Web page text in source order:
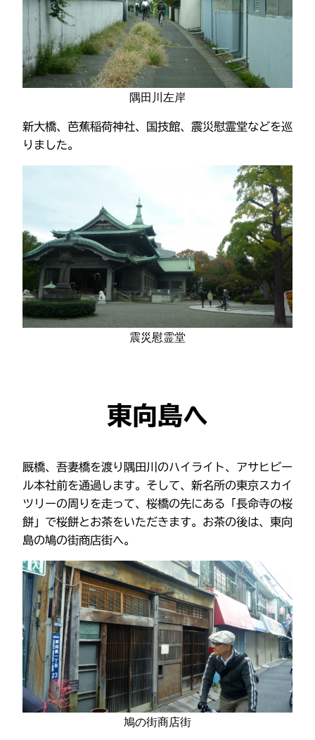
隅田川左岸
新大橋、芭蕉稲荷神社、国技館、震災慰霊堂などを巡
りました。
震災慰霊堂
東向島へ
厩橋、吾妻橋を渡り隅田川のハイライト、アサヒビー
ル本社前を通過します。そして、新名所の東京スカイ
ツリーの周りを走って、桜橋の先にある「長命寺の桜
餅」で桜餅とお茶をいただきます。お茶の後は、東向
島の鳩の街商店街へ。
鳩の街商店街